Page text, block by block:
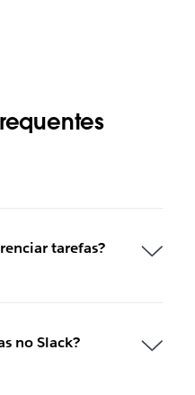
tarefas?
no Slack?